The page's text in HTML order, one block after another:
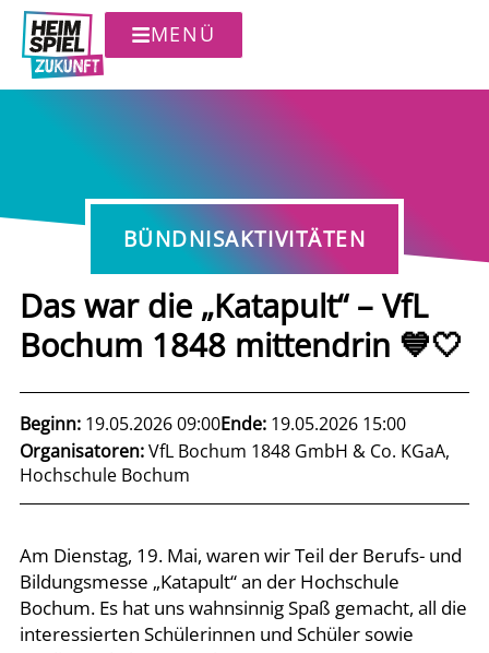
MENÜ
BÜNDNISAKTIVITÄTEN
Das war die „Katapult“ – VfL
Bochum 1848 mittendrin 💙🤍
Beginn:19.05.2026 09:00Ende:19.05.2026 15:00
Organisatoren:VfL Bochum 1848 GmbH & Co. KGaA,
Hochschule Bochum
Am Dienstag, 19. Mai, waren wir Teil der Berufs- und
Bildungsmesse „Katapult“ an der Hochschule
Bochum. Es hat uns wahnsinnig Spaß gemacht, all die
interessierten Schülerinnen und Schüler sowie